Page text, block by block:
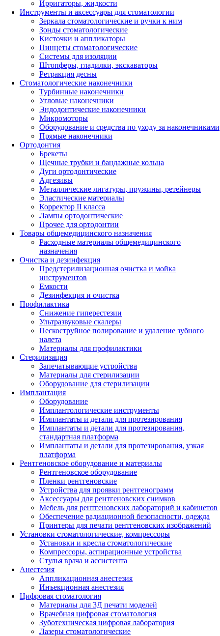
Ирригаторы, жидкости
Инструменты и аксессуары для стоматологии
Зеркала стоматологические и ручки к ним
Зонды стоматологические
Кисточки и аппликаторы
Пинцеты стоматологические
Системы для изоляции
Штопферы, гладилки, экскаваторы
Ретракция десны
Стоматологические наконечники
Турбинные наконечники
Угловые наконечники
Эндодонтические наконечники
Микромоторы
Оборудование и средства по уходу за наконечниками
Прямые наконечники
Ортодонтия
Брекеты
Щечные трубки и бандажные кольца
Дуги ортодонтические
Адгезивы
Металлические лигатуры, пружины, ретейнеры
Эластические материалы
Корректор II класса
Лампы ортодонтические
Прочее для ортодонтии
Товары общемедицинского назначения
Расходные материалы общемедицинского
назначения
Очистка и дезинфекция
Предстерилизационная очистка и мойка
инструментов
Емкости
Дезинфекция и очистка
Профилактика
Снижение гиперестезии
Ультразвуковые скалеры
Пескоструйное полирование и удаление зубного
налета
Материалы для профилактики
Стерилизация
Запечатывающие устройства
Материалы для стерилизации
Оборудование для стерилизации
Имплантация
Оборудование
Имплантологические инструменты
Имплантаты и детали для протезирования
Имплантаты и детали для протезирования,
стандартная платформа
Имплантаты и детали для протезирования, узкая
платформа
Рентгеновское оборудование и материалы
Рентгеновское оборудование
Пленки рентгеновские
Устройства для проявки рентгенограмм
Аксессуары для рентгеновских снимков
Мебель для рентгеновских лабораторий и кабинетов
Обеспечение радиационной безопасности, одежда
Принтеры для печати рентгеновских изображений
Установки стоматологические, компрессоры
Установки и кресла стоматологические
Компрессоры, аспирационные устройства
Стулья врача и ассистента
Анестезия
Аппликационная анестезия
Инъекционная анестезия
Цифровая стоматология
Материалы для 3Д печати моделей
Врачебная цифровая стоматология
Зуботехническая цифровая лаборатория
Лазеры стоматологические